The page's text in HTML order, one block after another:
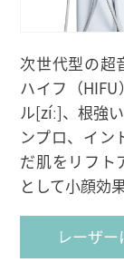
次世代型の超
ハイフ（
ル[zíː]、根強
ンプロ、イン
だ肌をリフト
として小顔効
レーザ